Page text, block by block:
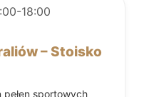
18:00
– Stoisko
pełen sportowych